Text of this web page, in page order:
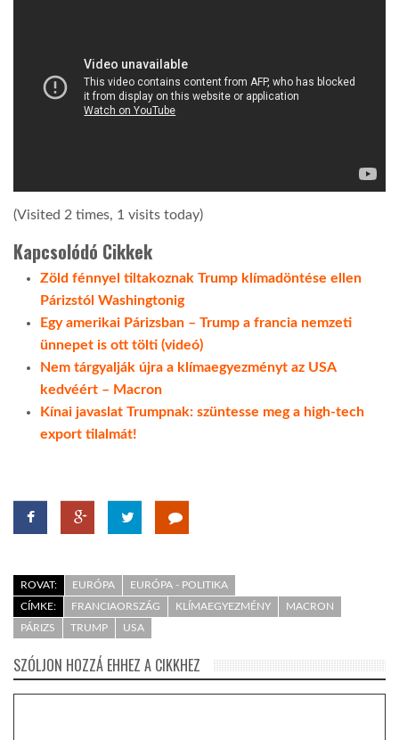
(Visited 2 times, 1 visits today)
Kapcsolódó Cikkek
Zöld fénnyel tiltakoznak Trump klímadöntése ellen
Párizstól Washingtonig
Egy amerikai Párizsban – Trump a francia nemzeti
ünnepet is ott tölti (videó)
Nem tárgyalják újra a klímaegyezményt az USA
kedvéért – Macron
Kínai javaslat Trumpnak: szüntesse meg a high-tech
export tilalmát!
ROVAT: EURÓPA
EURÓPA - POLITIKA
CÍMKE:
FRANCIAORSZÁG KLÍMAEGYEZMÉNY
MACRON
PÁRIZS
TRUMP USA
SZÓLJON HOZZÁ EHHEZ A CIKKHEZ